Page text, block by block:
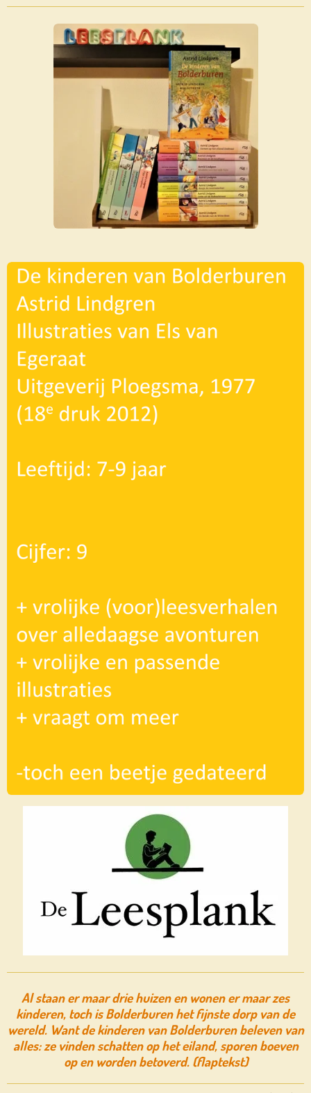
Al staan er maar drie huizen en wonen er maar zes
kinderen, toch is Bolderburen het fijnste dorp van de
wereld. Want de kinderen van Bolderburen beleven van
alles: ze vinden schatten op het eiland, sporen boeven
op en worden betoverd. (flaptekst)